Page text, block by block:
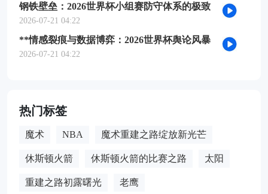
钢铁壁垒：2026世界杯小组赛防守体系的极致
博弈
2026-07-21 04:22
**情感裂痕与数据博弈：2026世界杯舆论风暴
的多维解构**
2026-07-21 04:22
热门标签
魔术 NBA 魔术重建之路绽放新光芒
休斯顿火箭 休斯顿火箭的比赛之路 太阳
重建之路初露曙光 老鹰